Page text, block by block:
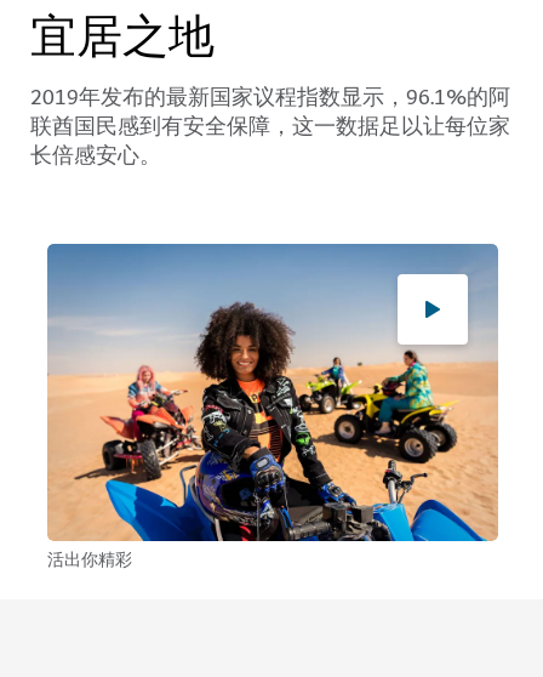
宜居之地
2019年发布的最新国家议程指数显示，96.1%的阿
联酋国民感到有安全保障，这一数据足以让每位家
长倍感安心。
活出你精彩